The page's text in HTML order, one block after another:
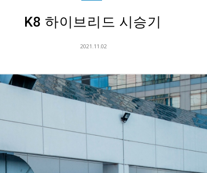
K8 하이브리드 시승기
2021.11.02